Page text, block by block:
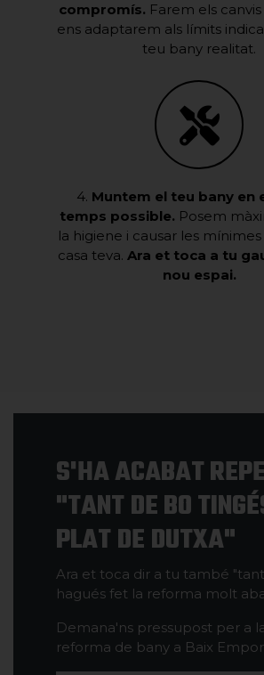
compromís. Farem els
ens adaptarem als límits
teu bany realitat.
4. Muntem el teu bany en
temps possible. Posem
la higiene i causar les
casa teva. Ara et toca a tu
nou espai.
S'HA ACABAT
"TANT DE BO
PLAT DE DUTXA"
Ara et toca dir a tu també
hagués fet la reforma molt
Demana'ns pressupost per a
reforma de bany a Baix